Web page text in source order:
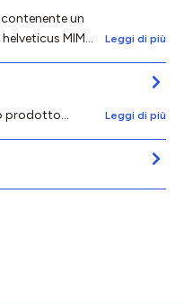
un
MIM…
Leggi di più
prodotto...
Leggi di più